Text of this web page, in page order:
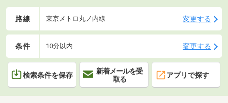
路線 東京メトロ丸ノ内線 変更する
条件 10分以内 変更する
検索条件を保存
新着メールを受
取る
アプリで探す